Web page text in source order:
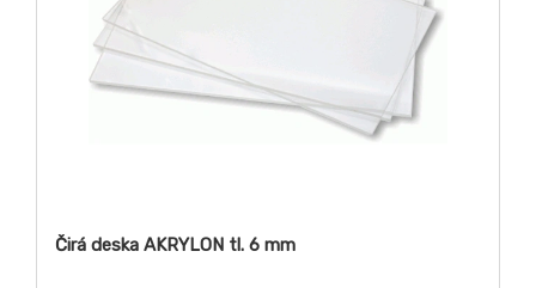
Čirá deska AKRYLON tl. 6 mm